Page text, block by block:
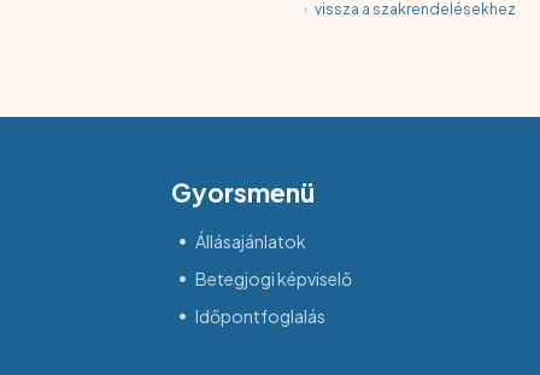
‹ vissza a szakrendelésekhez
Gyorsmenü
Állásajánlatok
Betegjogi képviselő
Időpontfoglalás